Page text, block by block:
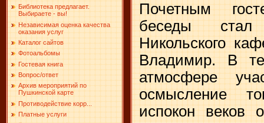
Библиотека предлагает.
Выбираете - вы!
Независимая оценка качества
оказания услуг
Каталог сайтов
Фотоальбомы
Гостевая книга
Вопрос/ответ
Архив мероприятий по
Пушкинской карте
Противодействие корр...
Платные услуги
Почетным
беседы стал
Никольского
Владимир. В
атмосфере
осмысление
испокон веков